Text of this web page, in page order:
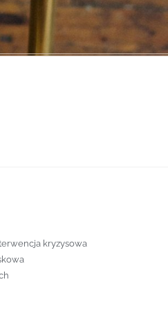
kryzysowa